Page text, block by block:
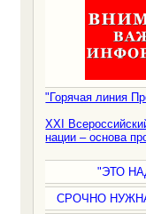
"Горячая линия
XXI
нации – основа
"ЭТО
СРОЧНО